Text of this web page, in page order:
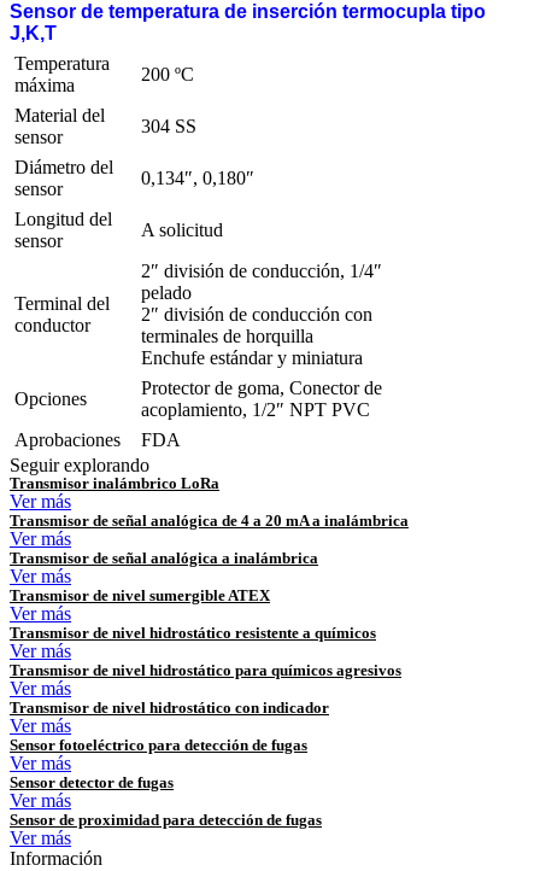
Sensor de temperatura de inserción termocupla tipo
J,K,T
Temperatura
máxima
200 ºC
Material del
sensor
304 SS
Diámetro del
sensor
0,134″, 0,180″
Longitud del
sensor
A solicitud
Terminal del
conductor
2″ división de conducción, 1/4″
pelado
2″ división de conducción con
terminales de horquilla
Enchufe estándar y miniatura
Opciones
Protector de goma, Conector de
acoplamiento, 1/2″ NPT PVC
Aprobaciones
FDA
Seguir explorando
Transmisor inalámbrico LoRa
Ver más
Transmisor de señal analógica de 4 a 20 mA a inalámbrica
Ver más
Transmisor de señal analógica a inalámbrica
Ver más
Transmisor de nivel sumergible ATEX
Ver más
Transmisor de nivel hidrostático resistente a químicos
Ver más
Transmisor de nivel hidrostático para químicos agresivos
Ver más
Transmisor de nivel hidrostático con indicador
Ver más
Sensor fotoeléctrico para detección de fugas
Ver más
Sensor detector de fugas
Ver más
Sensor de proximidad para detección de fugas
Ver más
Información